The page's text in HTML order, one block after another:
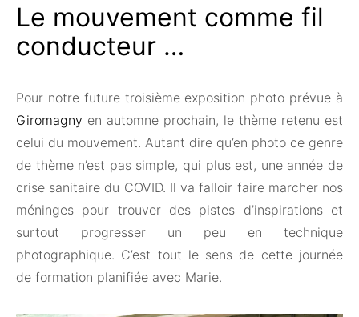
Le mouvement comme fil
conducteur …
Pour notre future troisième exposition photo prévue à
Giromagny en automne prochain, le thème retenu est
celui du mouvement. Autant dire qu’en photo ce genre
de thème n’est pas simple, qui plus est, une année de
crise sanitaire du COVID. Il va falloir faire marcher nos
méninges pour trouver des pistes d’inspirations et
surtout progresser un peu en technique
photographique. C’est tout le sens de cette journée
de formation planifiée avec Marie.